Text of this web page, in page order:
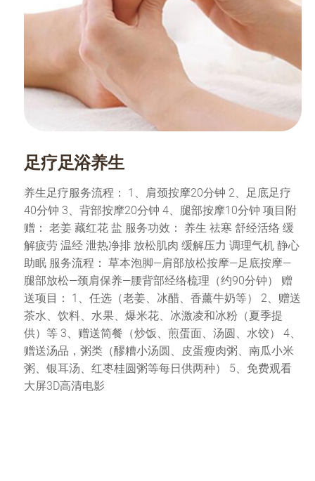
足疗足浴养生
养生足疗服务流程： 1、肩颈按摩20分钟 2、足底足疗
40分钟 3、背部按摩20分钟 4、腿部按摩10分钟 项目附
赠： 老姜 藏红花 盐 服务功效： 养生 祛寒 舒经活络 缓
解疲劳 温经 泄热净排 放松肌肉 缓解压力 调理气机 静心
助眠 服务流程： 草本泡脚—肩部放松按摩—足底按摩—
腿部放松—颈肩保养—腰背部经络梳理（约90分钟） 赠
送项目： 1、任选（老姜、冰醋、香薰牛奶等） 2、赠送
茶水、饮料、水果、爆米花、冰激凌和冰粉（夏季提
供）等 3、赠送简餐（炒饭、煎蛋面、汤圆、水饺） 4、
赠送汤品，粥类（醪糟小汤圆、皮蛋瘦肉粥、南瓜小米
粥、银耳汤、红枣桂圆粥等每日供两种） 5、免费观看
大屏3D高清电影